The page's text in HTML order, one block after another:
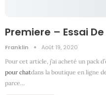
Premiere – Essai
Franklin Août 19, 2020
Pour cet article, j’ai acheté un pack
pour chatdans la boutique en ligne
parce…